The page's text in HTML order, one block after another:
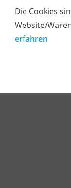
von 4 mm ,
Mit Stahldraht-
Die Cookies
Website/
erfahren